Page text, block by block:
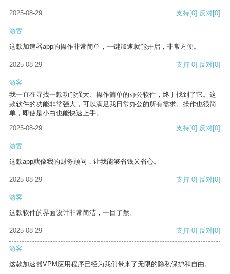
2025-08-29 支持[0] 反对[0]
游客
这款加速器app的操作非常简单，一键加速就能开启，非常方便。
2025-08-29 支持[0] 反对[0]
游客
我一直在寻找一款功能强大、操作简单的办公软件，终于找到了它。这
款软件的功能非常强大，可以满足我日常办公的所有需求。操作也很简
单，即使是小白也能快速上手。
2025-08-29
支持[0] 反对[0]
游客
这款app就像我的财务顾问，让我能够省钱又省心。
2025-08-29 支持[0] 反对[0]
游客
这款软件的界面设计非常简洁，一目了然。
2025-08-29 支持[0] 反对[0]
游客
这款加速器VPM应用程序已经为我们带来了无限的隐私保护和自由。